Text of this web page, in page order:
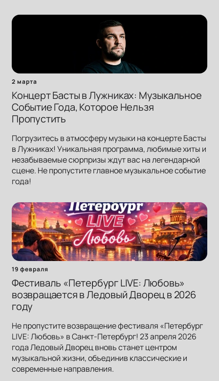
2 марта
Концерт Басты в Лужниках: Музыкальное
Событие Года, Которое Нельзя
Пропустить
Погрузитесь в атмосферу музыки на концерте Басты
в Лужниках! Уникальная программа, любимые хиты и
незабываемые сюрпризы ждут вас на легендарной
сцене. Не пропустите главное музыкальное событие
года!
19 февраля
Фестиваль «Петербург LIVE: Любовь»
возвращается в Ледовый Дворец в 2026
году
Не пропустите возвращение фестиваля «Петербург
LIVE: Любовь» в Санкт-Петербург! 23 апреля 2026
года Ледовый Дворец вновь станет центром
музыкальной жизни, объединив классические и
современные направления.